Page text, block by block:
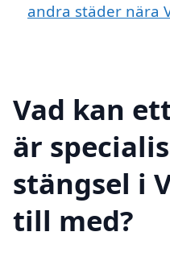
andra städer nära
Vad kan
är
stängsel i
till med?